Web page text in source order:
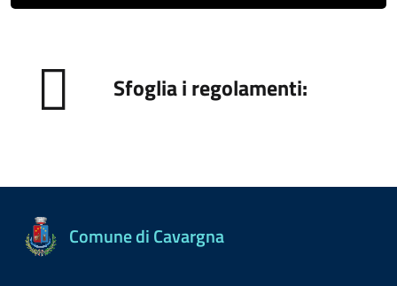
Sfoglia i regolamenti:
Comune di Cavargna